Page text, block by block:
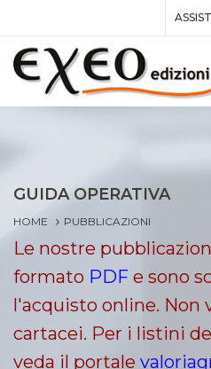
GUIDA OPERATIVA
HOME PUBBLICAZIONI
Le nostre
formato PDF e sono
l'acquisto online. Non
cartacei. Per i listini
veda il portale